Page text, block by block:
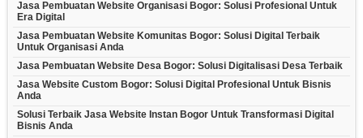
Jasa Pembuatan Website Organisasi Bogor: Solusi Profesional Untuk
Era Digital
Jasa Pembuatan Website Komunitas Bogor: Solusi Digital Terbaik
Untuk Organisasi Anda
Jasa Pembuatan Website Desa Bogor: Solusi Digitalisasi Desa Terbaik
Jasa Website Custom Bogor: Solusi Digital Profesional Untuk Bisnis
Anda
Solusi Terbaik Jasa Website Instan Bogor Untuk Transformasi Digital
Bisnis Anda